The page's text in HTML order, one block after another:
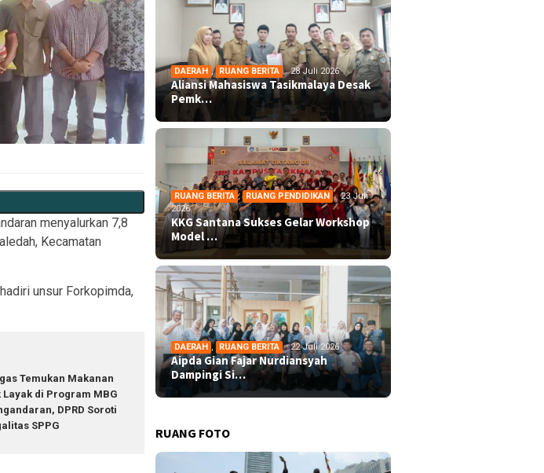
menyalurkan 7,8
Kecamatan
unsur Forkopimda,
Temukan Makanan
Layak di Program MBG
DPRD Soroti
SPPG
DAERAH , RUANG BERITA 28 Juli 2026
Aliansi Mahasiswa Tasikmalaya Desak
Pemk…
RUANG BERITA , RUANG PENDIDIKAN
23 Juli
2026
KKG Santana Sukses Gelar Workshop
Model …
DAERAH , RUANG BERITA 22 Juli 2026
Aipda Gian Fajar Nurdiansyah
Dampingi Si…
RUANG FOTO